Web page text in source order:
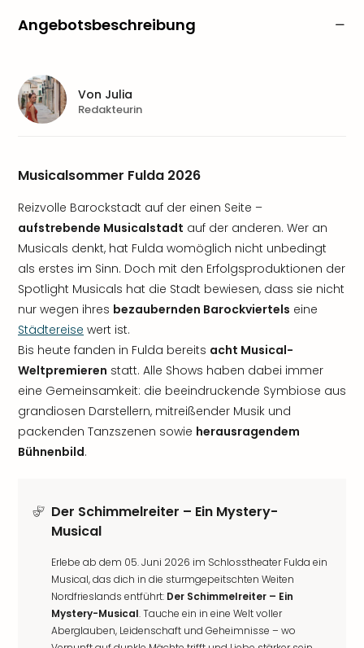
Angebotsbeschreibung
Musicalsommer Fulda 2026
Reizvolle Barockstadt auf der einen Seite –
aufstrebende Musicalstadt auf der anderen. Wer an
Musicals denkt, hat Fulda womöglich nicht unbedingt
als erstes im Sinn. Doch mit den Erfolgsproduktionen der
Spotlight Musicals hat die Stadt bewiesen, dass sie nicht
nur wegen ihres bezaubernden Barockviertels eine
Städtereise wert ist.
Bis heute fanden in Fulda bereits acht Musical-
Weltpremieren statt. Alle Shows haben dabei immer
eine Gemeinsamkeit: die beeindruckende Symbiose aus
grandiosen Darstellern, mitreißender Musik und
packenden Tanzszenen sowie herausragendem
Bühnenbild.
Der Schimmelreiter – Ein Mystery-
Musical
Erlebe ab dem 05. Juni 2026 im Schlosstheater Fulda ein
Musical, das dich in die sturmgepeitschten Weiten
Nordfrieslands entführt: Der Schimmelreiter – Ein
Mystery-Musical. Tauche ein in eine Welt voller
Aberglauben, Leidenschaft und Geheimnisse – wo
Von Julia
Redakteurin